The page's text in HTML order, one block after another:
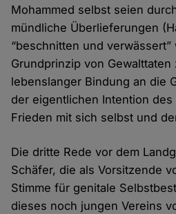
Mohammed selbst seien
mündliche Überlieferungen
“beschnitten und verwässert”
Grundprinzip von
lebenslanger Bindung an die
der eigentlichen Intention des
Frieden mit sich selbst und
Die dritte Rede vor dem
Schäfer, die als Vorsitzende
Stimme für genitale
dieses noch jungen Vereins